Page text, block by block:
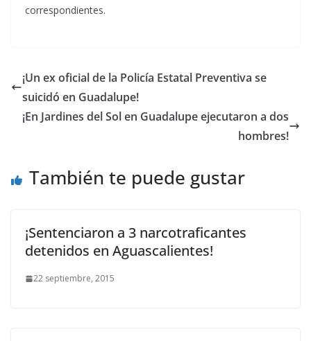
correspondientes.
¡Un ex oficial de la Policía Estatal Preventiva se
suicidó en Guadalupe!
¡En Jardines del Sol en Guadalupe ejecutaron a dos
hombres!
También te puede gustar
¡Sentenciaron a 3 narcotraficantes
detenidos en Aguascalientes!
22 septiembre, 2015